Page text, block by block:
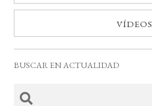
VÍDEOS
BUSCAR EN ACTUALIDAD